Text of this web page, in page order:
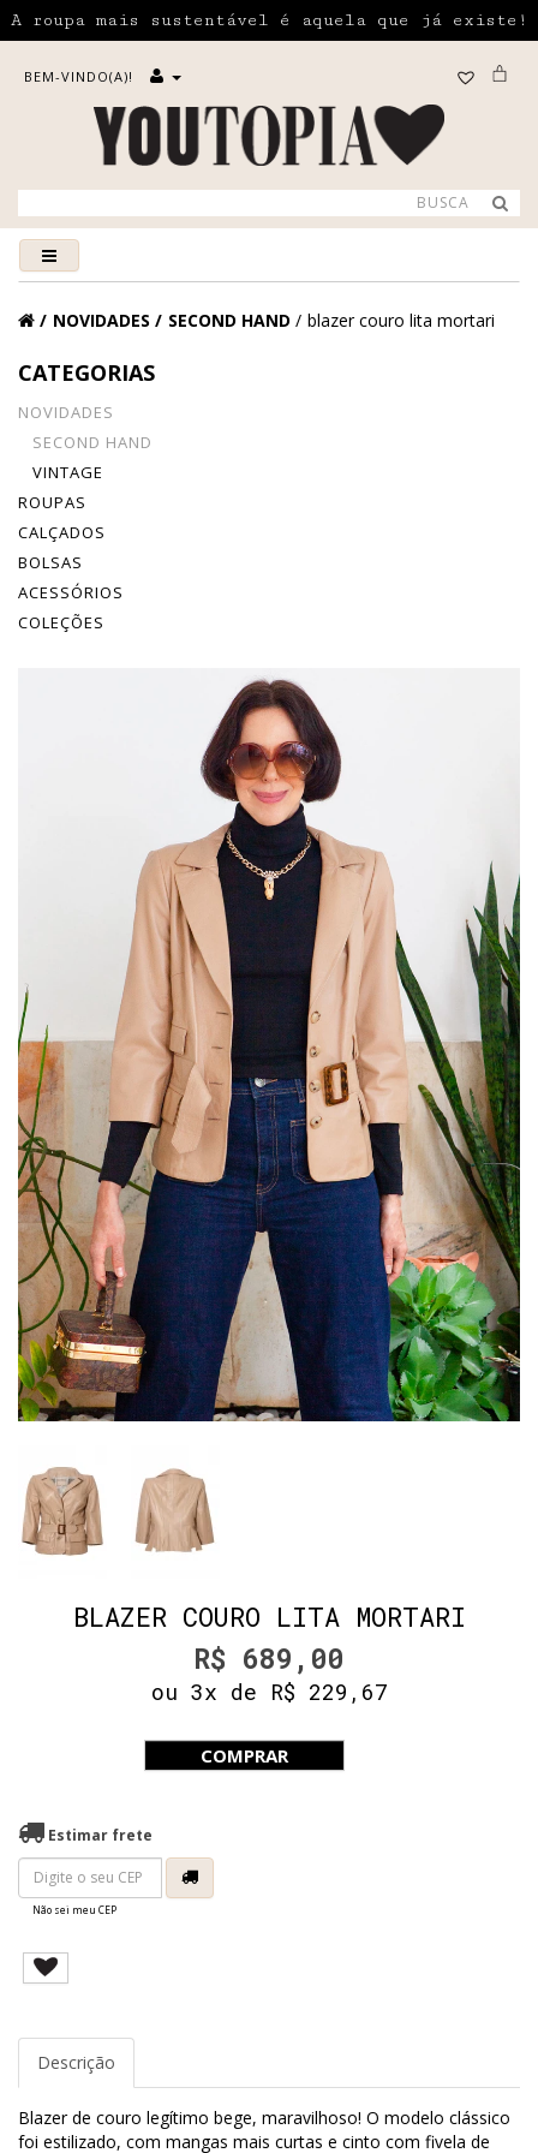
A roupa mais sustentável é aquela que já existe!
BEM-VINDO(A)!
NOVIDADES SECOND HAND blazer couro lita mortari
CATEGORIAS
NOVIDADES
SECOND HAND
VINTAGE
ROUPAS
CALÇADOS
BOLSAS
ACESSÓRIOS
COLEÇÕES
BLAZER COURO LITA MORTARI
R$ 689,00
ou 3x de R$ 229,67
COMPRAR
Estimar frete
Não sei meu CEP
Descrição
Blazer de couro legítimo bege, maravilhoso! O modelo clássico
foi estilizado, com mangas mais curtas e cinto com fivela de